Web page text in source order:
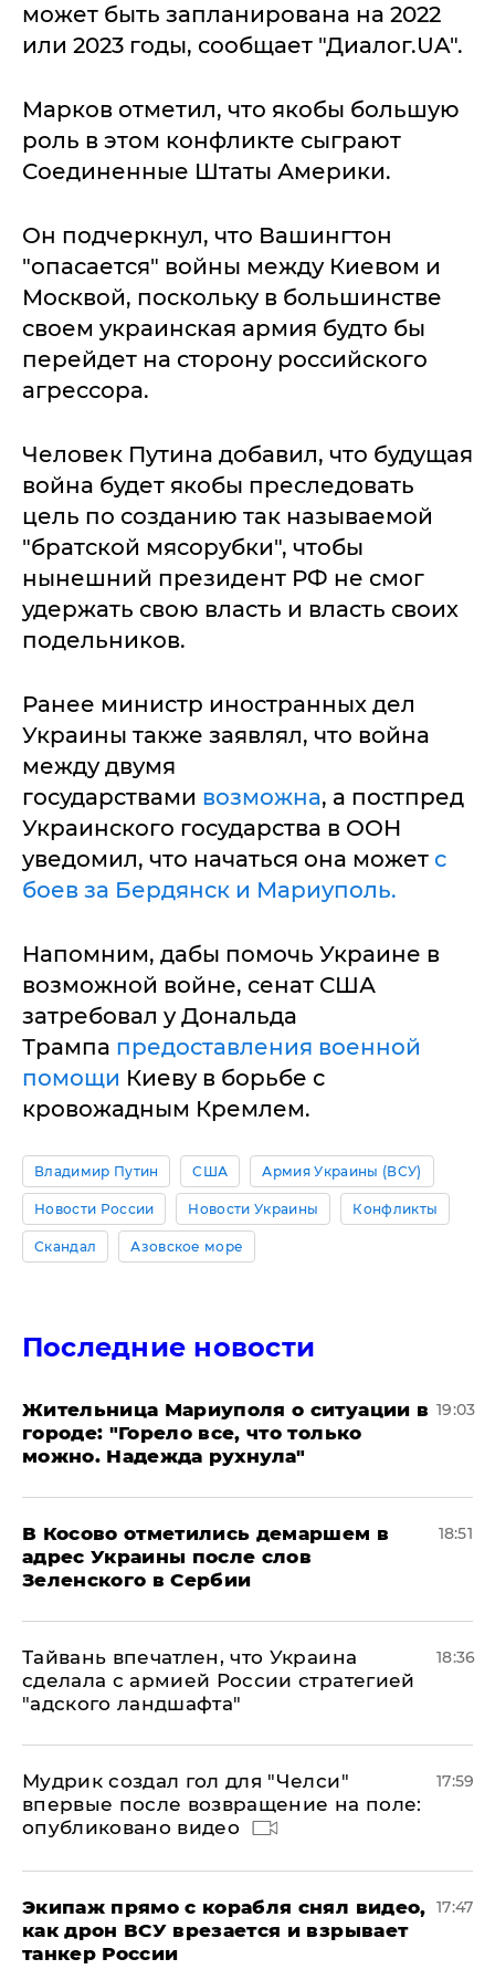
может быть запланирована на 2022
или 2023 годы, сообщает "Диалог.UA".
Марков отметил, что якобы большую
роль в этом конфликте сыграют
Соединенные Штаты Америки.
Он подчеркнул, что Вашингтон
"опасается" войны между Киевом и
Москвой, поскольку в большинстве
своем украинская армия будто бы
перейдет на сторону российского
агрессора.
Человек Путина добавил, что будущая
война будет якобы преследовать
цель по созданию так называемой
"братской мясорубки", чтобы
нынешний президент РФ не смог
удержать свою власть и власть своих
подельников.
Ранее министр иностранных дел
Украины также заявлял, что война
между двумя
государствами возможна, а постпред
Украинского государства в ООН
уведомил, что начаться она может с
боев за Бердянск и Мариуполь.
Напомним, дабы помочь Украине в
возможной войне, сенат США
затребовал у Дональда
Трампа предоставления военной
помощи Киеву в борьбе с
кровожадным Кремлем.
Владимир Путин США Армия Украины (ВСУ)
Новости России Новости Украины Конфликты
Скандал Азовское море
Последние новости
Жительница Мариуполя о ситуации в
городе: "Горело все, что только
можно. Надежда рухнула"
19:03
В Косово отметились демаршем в
адрес Украины после слов
Зеленского в Сербии
18:51
Тайвань впечатлен, что Украина
сделала с армией России стратегией
"адского ландшафта"
18:36
Мудрик создал гол для "Челси"
впервые после возвращение на поле:
опубликовано видео
17:59
Экипаж прямо с корабля снял видео,
как дрон ВСУ врезается и взрывает
танкер России
17:47